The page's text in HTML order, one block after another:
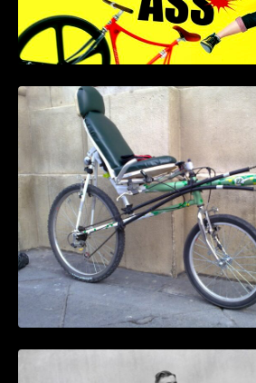
Como construir una
paso a paso
Bicicletas anfibias: Del
Bike Kit